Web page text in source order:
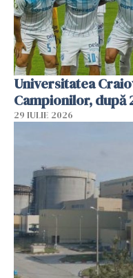
Universitatea
Campionilor, după
29 IULIE 2026